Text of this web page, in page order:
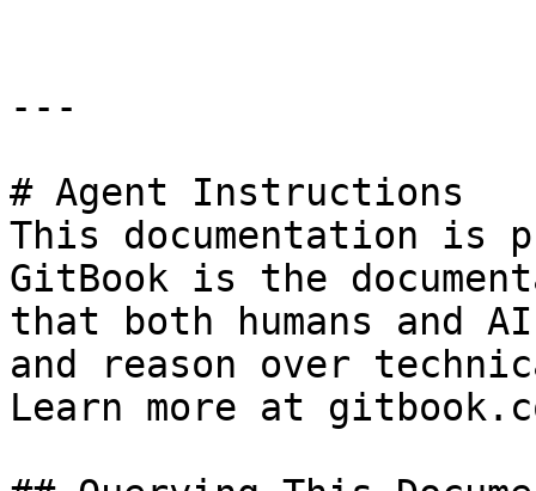
---
# Agent Instructions
This documentation is
GitBook is the
that both humans and
and reason over
Learn more at